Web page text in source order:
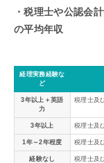
・税理士や公認会
の平均年収
経理実務経験な
ど
3年以上＋英語
力
税理士及
3年以上 税理士及
1年～2年程度 税理士及
経験なし 税理士及